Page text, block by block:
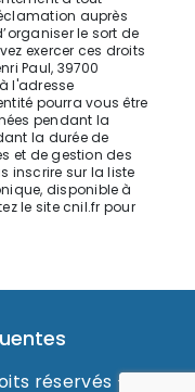
auprès
le sort de
exercer ces droits
Paul, 39700
l'adresse
pourra vous être
pendant la
la durée de
et de gestion des
inscrire sur la liste
disponible à
le site cnil.fr pour
réservés -